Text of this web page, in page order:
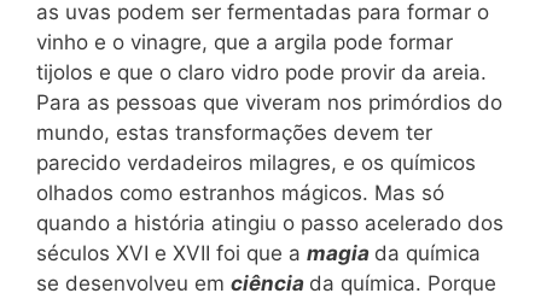
as uvas podem ser fermentadas para formar o
vinho e o vinagre, que a argila pode formar
tijolos e que o claro vidro pode provir da areia.
Para as pessoas que viveram nos primórdios do
mundo, estas transformações devem ter
parecido verdadeiros milagres, e os químicos
olhados como estranhos mágicos. Mas só
quando a história atingiu o passo acelerado dos
séculos XVI e XVII foi que a magia da química
se desenvolveu em ciência da química. Porque